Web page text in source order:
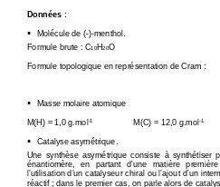
Données :

   Molécule de (-)-menthol.
Formule brute : C
10 H20 O
Formule topologique en représentation de Cram :

   Masse molaire atomique
M(H) = 1,0 g.mol -1 M(C) = 12,0 g.mol -1

   Catalyse asymétrique.
Une  synthèse  asymétrique  consiste  à  synthétiser
énantiomère,   en   partant   d’une   matière   première
l’utilisation d’un catalyseur chiral ou l’ajout d’un
réactif ; dans le premier cas, on parle alors de ca